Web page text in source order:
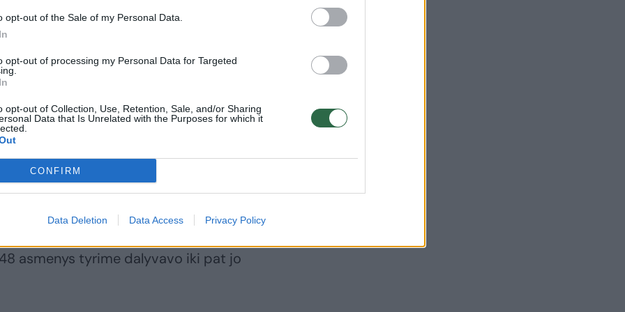
opt-out of the Sale of my Personal Data.
opt-out of processing my Personal Data for Targeted
opt-out of Collection, Use, Retention, Sale, and/or Sharing
Data that Is Unrelated with the Purposes for which it
CONFIRM
Data Deletion Data Access Privacy Policy
paskatinti onkologinės ligos vystymasi
širdies ir kraujagyslių bei kitos
rizikos veiksnių, susijusių su mityba,
žarnyno mikrobiotai tenka
MacDougall.
būdu buvo įtraukti 55 vyresni nei
Visiems anksčiau buvo nustatyti
žarnos vėžiu ir (arba) turėjo
asmenys tyrime dalyvavo iki pat jo